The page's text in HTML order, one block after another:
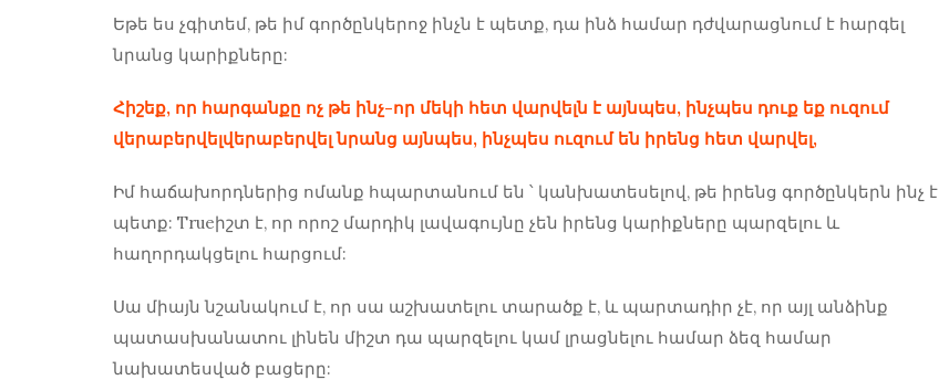
Եթե ​​ես չգիտեմ, թե իմ գործընկերոջ ինչն է պետք, դա ինձ համար դժվարացնում է հարգել
նրանց կարիքները:
Հիշեք, որ հարգանքը ոչ թե ինչ-որ մեկի հետ վարվելն է այնպես, ինչպես դուք եք ուզում
վերաբերվելվերաբերվել նրանց այնպես, ինչպես ուզում են իրենց հետ վարվել,
Իմ հաճախորդներից ոմանք հպարտանում են ՝ կանխատեսելով, թե իրենց գործընկերն ինչ է
պետք: Trueիշտ է, որ որոշ մարդիկ լավագույնը չեն իրենց կարիքները պարզելու և
հաղորդակցելու հարցում:
Սա միայն նշանակում է, որ սա աշխատելու տարածք է, և պարտադիր չէ, որ այլ անձինք
պատասխանատու լինեն միշտ դա պարզելու կամ լրացնելու համար ձեզ համար
նախատեսված բացերը: